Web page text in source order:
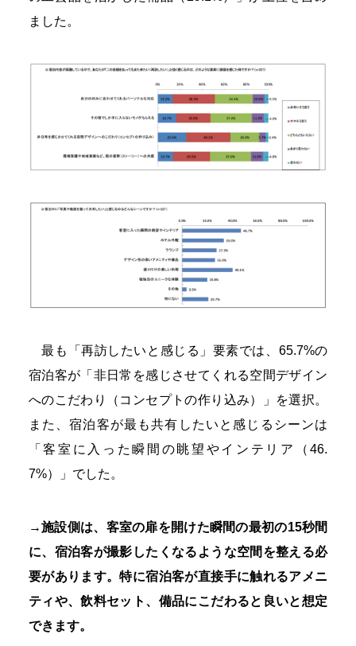
ました。
最も「再訪したいと感じる」要素では、65.7%の
宿泊客が「非日常を感じさせてくれる空間デザイン
へのこだわり（コンセプトの作り込み）」を選択。
また、宿泊客が最も共有したいと感じるシーンは
「客室に入った瞬間の眺望やインテリア（46.
7%）」でした。
→施設側は、客室の扉を開けた瞬間の最初の15秒間
に、宿泊客が撮影したくなるような空間を整える必
要があります。特に宿泊客が直接手に触れるアメニ
ティや、飲料セット、備品にこだわると良いと想定
できます。